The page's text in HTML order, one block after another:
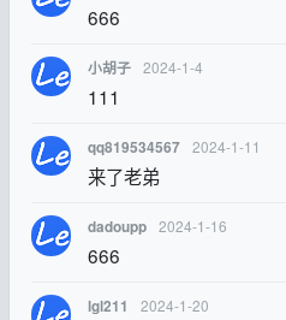
666
小胡子 2024-1-4
111
qq819534567 2024-1-11
来了老弟
dadoupp 2024-1-16
666
lgl211 2024-1-20